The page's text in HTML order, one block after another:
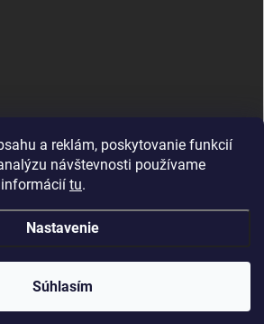
a reklám, poskytovanie funkcií
návštevnosti používame
tu.
Nastavenie
Súhlasím
nastavenie cookies